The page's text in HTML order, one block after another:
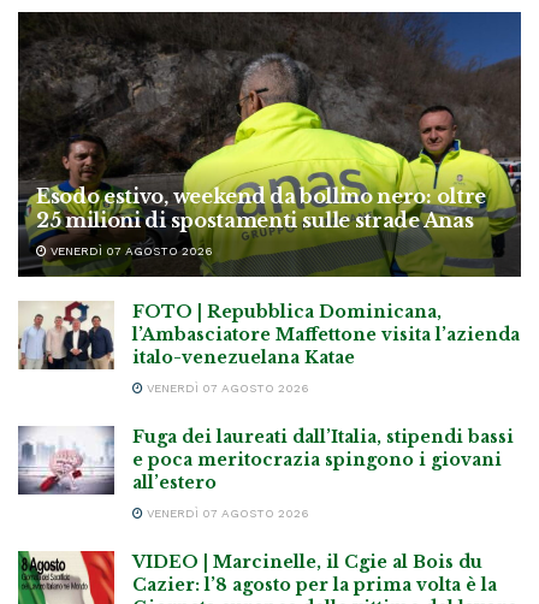
Esodo estivo, weekend da bollino nero: oltre
25 milioni di spostamenti sulle strade Anas
VENERDÌ 07 AGOSTO 2026
FOTO | Repubblica Dominicana,
l’Ambasciatore Maffettone visita l’azienda
italo-venezuelana Katae
VENERDÌ 07 AGOSTO 2026
Fuga dei laureati dall’Italia, stipendi bassi
e poca meritocrazia spingono i giovani
all’estero
VENERDÌ 07 AGOSTO 2026
VIDEO | Marcinelle, il Cgie al Bois du
Cazier: l’8 agosto per la prima volta è la